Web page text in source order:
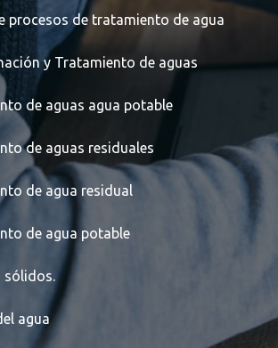
procesos de tratamiento de agua
y Tratamiento de aguas
de aguas agua potable
de aguas residuales
de agua residual
de agua potable
sólidos.
agua